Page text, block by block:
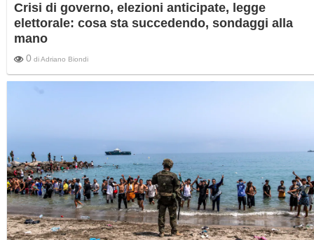
Crisi di governo, elezioni anticipate, legge
elettorale: cosa sta succedendo, sondaggi alla
mano
0 diAdriano Biondi